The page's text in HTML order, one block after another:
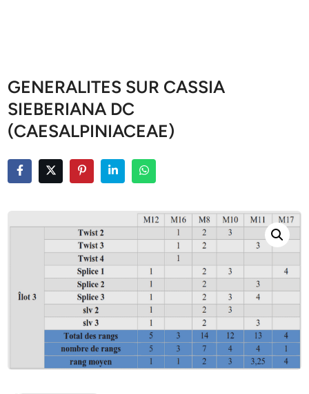
GENERALITES SUR CASSIA
SIEBERIANA DC
(CAESALPINIACEAE)